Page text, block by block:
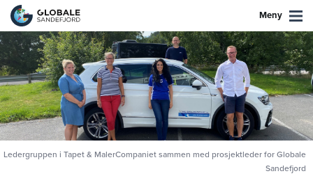
Meny
Ledergruppen i Tapet & MalerCompaniet sammen med prosjektleder for Globale
Sandefjord